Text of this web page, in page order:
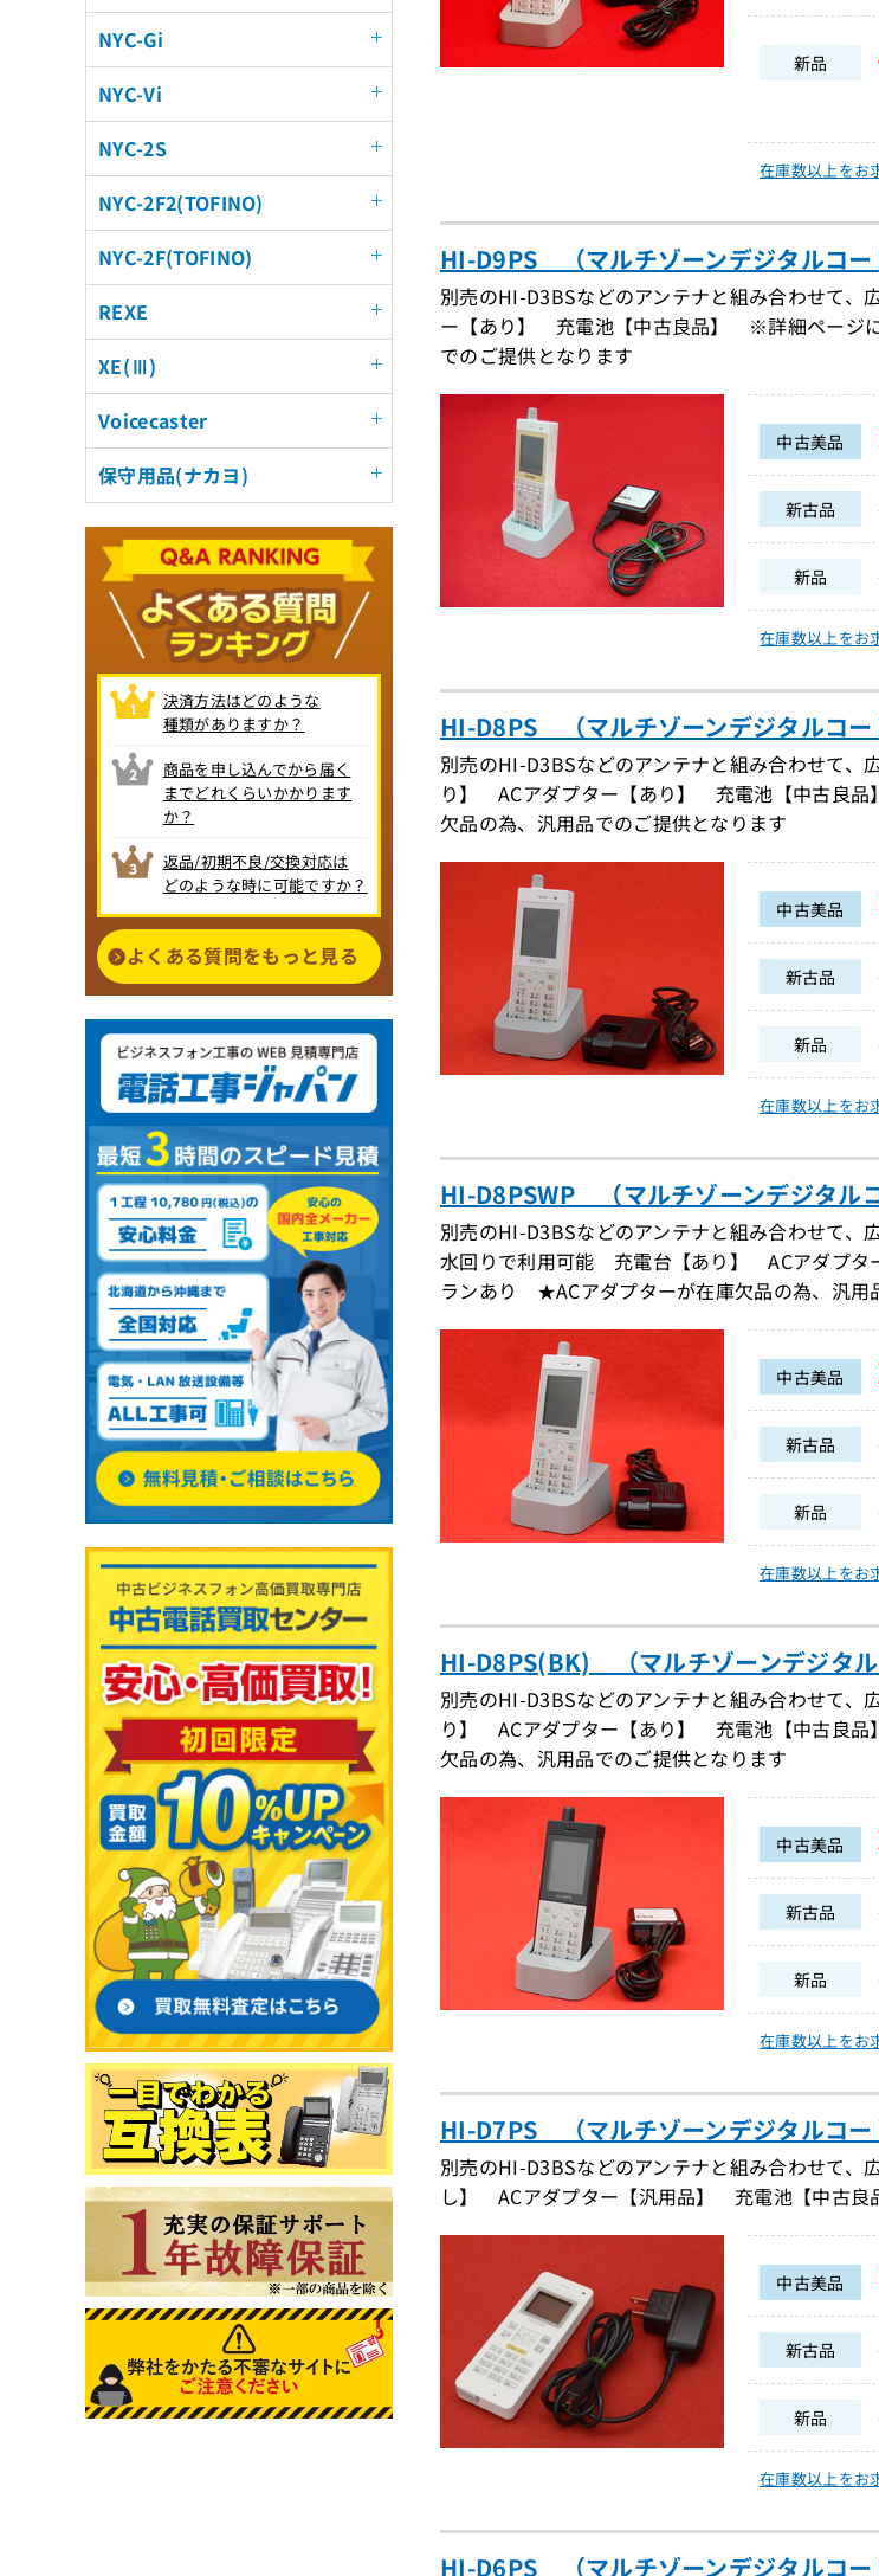
新品
在庫数以上をお
HI-D9PS （マルチゾーンデジタルコー
別売のHI-D3BSなどのアンテナと組み合わせて
ー【あり】 充電池【中古良品】 ※詳細ページ
でのご提供となります
中古美品
新古品
新品
在庫数以上をお
HI-D8PS （マルチゾーンデジタルコー
別売のHI-D3BSなどのアンテナと組み合わせて
り】 ACアダプター【あり】 充電池【中古良
欠品の為、汎用品でのご提供となります
中古美品
新古品
新品
在庫数以上をお
HI-D8PSWP （マルチゾーンデジタル
別売のHI-D3BSなどのアンテナと組み合わせて
水回りで利用可能 充電台【あり】 ACアダプ
ランあり ★ACアダプターが在庫欠品の為、汎用
中古美品
新古品
新品
在庫数以上をお
HI-D8PS(BK) （マルチゾーンデジタル
別売のHI-D3BSなどのアンテナと組み合わせて
り】 ACアダプター【あり】 充電池【中古良
欠品の為、汎用品でのご提供となります
中古美品
新古品
新品
在庫数以上をお
HI-D7PS （マルチゾーンデジタルコー
別売のHI-D3BSなどのアンテナと組み合わせて
し】 ACアダプター【汎用品】 充電池【中古
中古美品
新古品
新品
在庫数以上をお
HI-D6PS （マルチゾーンデジタルコー
NYC-Gi
NYC-Vi
NYC-2S
NYC-2F2(TOFINO)
NYC-2F(TOFINO)
REXE
XE(Ⅲ)
Voicecaster
保守用品(ナカヨ)
決済方法はどのような
種類がありますか？
商品を申し込んでから届く
までどれくらいかかります
か？
返品/初期不良/交換対応は
どのような時に可能ですか？
よくある質問をもっと見る